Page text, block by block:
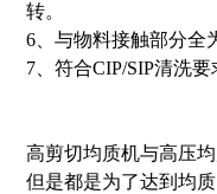
转。
6、与物料接触部分全
7、符合CIP/SIP清洗要
高剪切均质机与高压
但是都是为了达到均